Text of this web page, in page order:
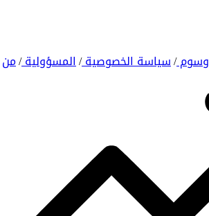
وسوم/ سياسة الخصوصية/ المسؤولية/ من